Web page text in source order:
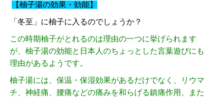
【柚子湯の効果・効能】
「冬至」に柚子に入るのでしょうか？
この時期柚子がとれるのは理由の一つに挙げられます
が、柚子湯の効能と日本人のちょっとした言葉遊びにも
理由があるようです。
柚子湯には、保温・保湿効果があるだけでなく、リウマ
チ、神経痛、腰痛などの痛みを和らげる鎮痛作用、また